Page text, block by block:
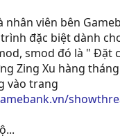
nhân viên bên
đặc biệt dành
smod đó là " Đặt
Zing Xu hàng
vào trang